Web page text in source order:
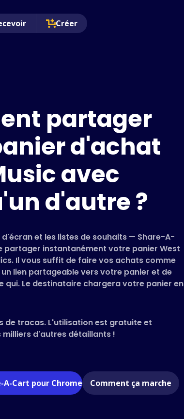
Créer
partager
d'achat
avec
d'autre ?
et les listes de souhaits — Share-A-
partager instantanément votre panier West
Il vous suffit de faire vos achats comme
lien partageable vers votre panier et de
qui. Le destinataire chargera votre panier en
de tracas. L'utilisation est gratuite et
d'autres détaillants !
A-Cart pour Chrome Comment ça marche